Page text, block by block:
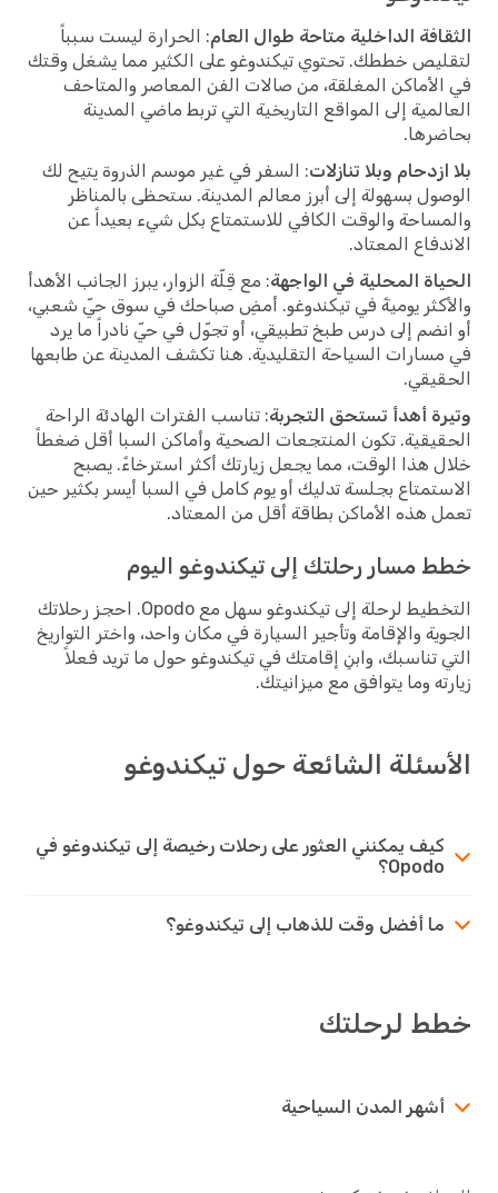
الثقافة الداخلية متاحة طوال العام: الحرارة ليست سبباً
لتقليص خططك. تحتوي تيكندوغو على الكثير مما يشغل وقتك
في الأماكن المغلقة، من صالات الفن المعاصر والمتاحف
العالمية إلى المواقع التاريخية التي تربط ماضي المدينة
بحاضرها.
بلا ازدحام وبلا تنازلات: السفر في غير موسم الذروة يتيح لك
الوصول بسهولة إلى أبرز معالم المدينة. ستحظى بالمناظر
والمساحة والوقت الكافي للاستمتاع بكل شيء بعيداً عن
الاندفاع المعتاد.
الحياة المحلية في الواجهة: مع قِلّة الزوار، يبرز الجانب الأهدأ
والأكثر يوميةً في تيكندوغو. أمضِ صباحك في سوق حيّ شعبي،
أو انضم إلى درس طبخ تطبيقي، أو تجوّل في حيّ نادراً ما يرد
في مسارات السياحة التقليدية. هنا تكشف المدينة عن طابعها
الحقيقي.
وتيرة أهدأ تستحق التجربة: تناسب الفترات الهادئة الراحة
الحقيقية. تكون المنتجعات الصحية وأماكن السبا أقل ضغطاً
خلال هذا الوقت، مما يجعل زيارتك أكثر استرخاءً. يصبح
الاستمتاع بجلسة تدليك أو يوم كامل في السبا أيسر بكثير حين
تعمل هذه الأماكن بطاقة أقل من المعتاد.
خطط مسار رحلتك إلى تيكندوغو اليوم
التخطيط لرحلة إلى تيكندوغو سهل مع Opodo. احجز رحلاتك
الجوية والإقامة وتأجير السيارة في مكان واحد، واختر التواريخ
التي تناسبك، وابنِ إقامتك في تيكندوغو حول ما تريد فعلاً
زيارته وما يتوافق مع ميزانيتك.
الأسئلة الشائعة حول تيكندوغو
كيف يمكنني العثور على رحلات رخيصة إلى تيكندوغو في
Opodo؟
ما أفضل وقت للذهاب إلى تيكندوغو؟
خطط لرحلتك
أشهر المدن السياحية